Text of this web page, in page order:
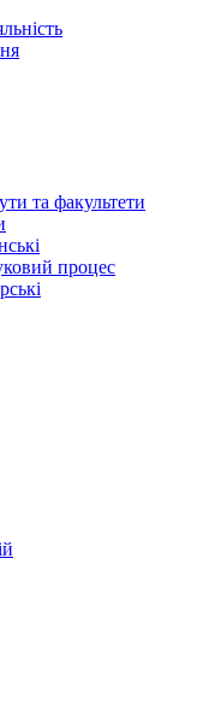
та факультети
процес